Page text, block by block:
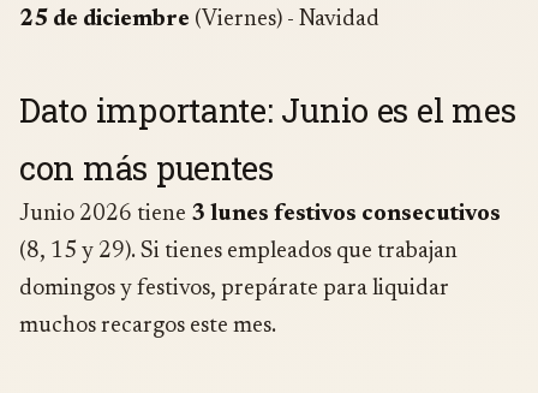
25 de diciembre (Viernes) - Navidad
Dato importante: Junio es el mes
con más puentes
Junio 2026 tiene 3 lunes festivos consecutivos
(8, 15 y 29). Si tienes empleados que trabajan
domingos y festivos, prepárate para liquidar
muchos recargos este mes.